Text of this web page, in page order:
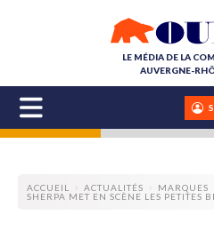
LE MÉDIA DE LA
AUVERGNE-
ACCUEIL ACTUALITÉS
MARQUES
SHERPA MET EN SCÈNE LES PETITES